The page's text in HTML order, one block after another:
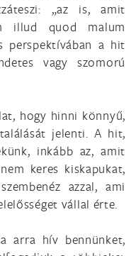
„az is, amit
illud quod malum
perspektívában a hit
vagy szomorú
hogy hinni könnyű,
jelenti. A hit,
inkább az, amit
keres kiskapukat,
azzal, ami
vállal érte.
arra hív bennünket,